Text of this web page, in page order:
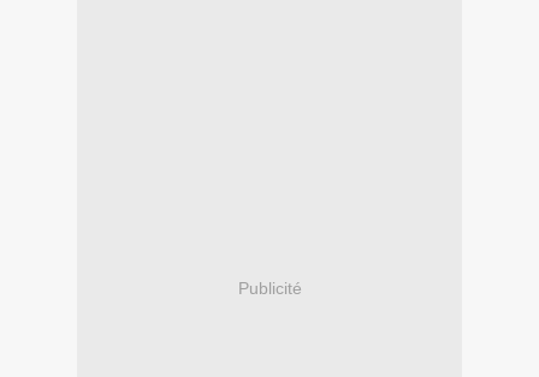
Publicité